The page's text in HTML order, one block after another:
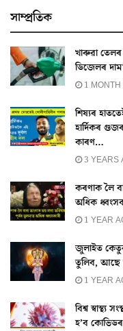
সাম্প্ৰতিক
খাৰুৱা
ডিজেলৰ
1 MONTH
শিষ্যৰ
হাৰ্দিকৰ
কাৰণ…
3 YEARS
কৰণাক লৈ
অধিক
1 YEAR
জুলাইত
তুলিব, আছে
1 YEAR
বিশ্ব
হ’ব কোভিডৰ